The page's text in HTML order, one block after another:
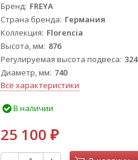
Бренд FREYA
Страна бренда Германия
Коллекция Florencia
Высота, мм 876
Регулируемая высота подвеса 324
Диаметр, мм 740
Все характеристики
В наличии
25 100 ₽